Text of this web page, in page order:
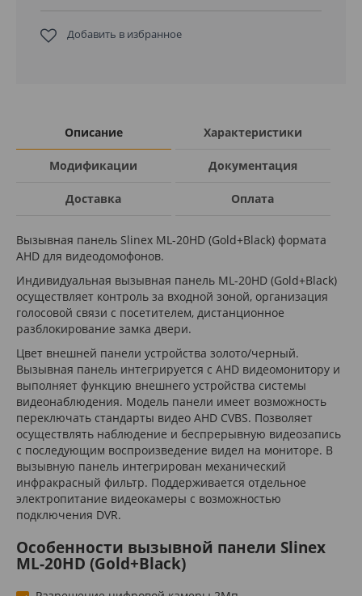
Добавить в избранное
Описание Характеристики
Модификации Документация
Доставка Оплата
Вызывная панель Slinex ML-20HD (Gold+Black) формата
AHD для видеодомофонов.
Индивидуальная вызывная панель ML-20HD (Gold+Black)
осуществляет контроль за входной зоной, организация
голосовой связи с посетителем, дистанционное
разблокирование замка двери.
Цвет внешней панели устройства золото/черный.
Вызывная панель интегрируется с AHD видеомонитору и
выполняет функцию внешнего устройства системы
видеонаблюдения. Модель панели имеет возможность
переключать стандарты видео AHD CVBS. Позволяет
осуществлять наблюдение и беспрерывную видеозапись
с последующим воспроизведение видел на мониторе. В
вызывную панель интегрирован механический
инфракрасный фильтр. Поддерживается отдельное
электропитание видеокамеры с возможностью
подключения DVR.
Особенности вызывной панели Slinex
ML-20HD (Gold+Black)